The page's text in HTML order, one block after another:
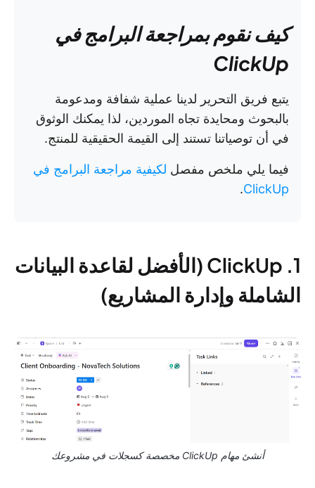
كيف نقوم بمراجعة البرامج في
ClickUp
يتبع فريق التحرير لدينا عملية شفافة ومدعومة
بالبحوث ومحايدة تجاه الموردين، لذا يمكنك الوثوق
في أن توصياتنا تستند إلى القيمة الحقيقية للمنتج.
فيما يلي ملخص مفصل لكيفية مراجعة البرامج في
ClickUp
.
1. ClickUp (الأفضل لقاعدة البيانات
الشاملة وإدارة المشاريع)
أنشئ مهام ClickUp مخصصة كسجلات في مشروعك